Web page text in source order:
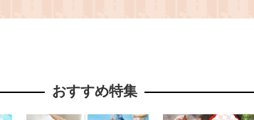
海道 北斗市 送料無料
賛！| 【
ピストバ
おすすめ特集